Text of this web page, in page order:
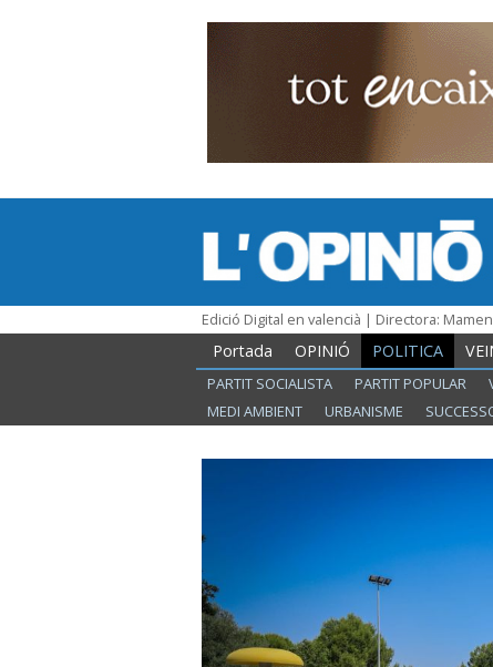
Edició Digital en valencià | Directora:
Portada OPINIÓ POLITICA
PARTIT SOCIALISTA PARTIT POPULAR
MEDI AMBIENT
URBANISME